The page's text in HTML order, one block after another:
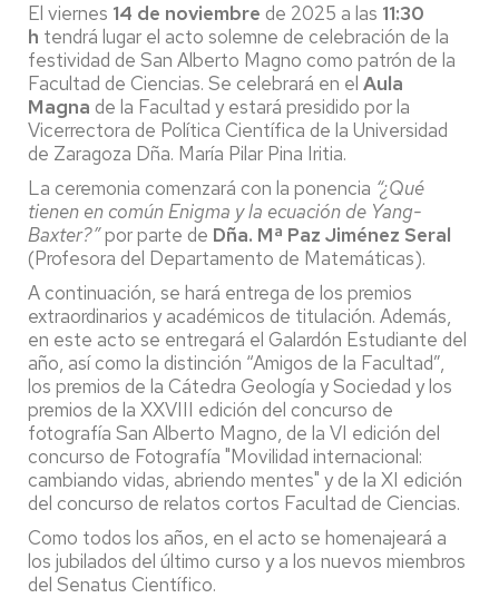
El viernes 14 de noviembre de 2025 a las 11:30
h tendrá lugar el acto solemne de celebración de la
festividad de San Alberto Magno como patrón de la
Facultad de Ciencias. Se celebrará en el Aula
Magna de la Facultad y estará presidido por la
Vicerrectora de Política Científica de la Universidad
de Zaragoza Dña. María Pilar Pina Iritia.
La ceremonia comenzará con la ponencia “¿Qué
tienen en común Enigma y la ecuación de Yang-
Baxter?”por parte de Dña. Mª Paz Jiménez Seral
(Profesora del Departamento de Matemáticas).
A continuación, se hará entrega de los premios
extraordinarios y académicos de titulación. Además,
en este acto se entregará el Galardón Estudiante del
año, así como la distinción “Amigos de la Facultad”,
los premios de la Cátedra Geología y Sociedad y los
premios de la XXVIII edición del concurso de
fotografía San Alberto Magno, de la VI edición del
concurso de Fotografía "Movilidad internacional:
cambiando vidas, abriendo mentes" y de la XI edición
del concurso de relatos cortos Facultad de Ciencias.
Como todos los años, en el acto se homenajeará a
los jubilados del último curso y a los nuevos miembros
del Senatus Científico.